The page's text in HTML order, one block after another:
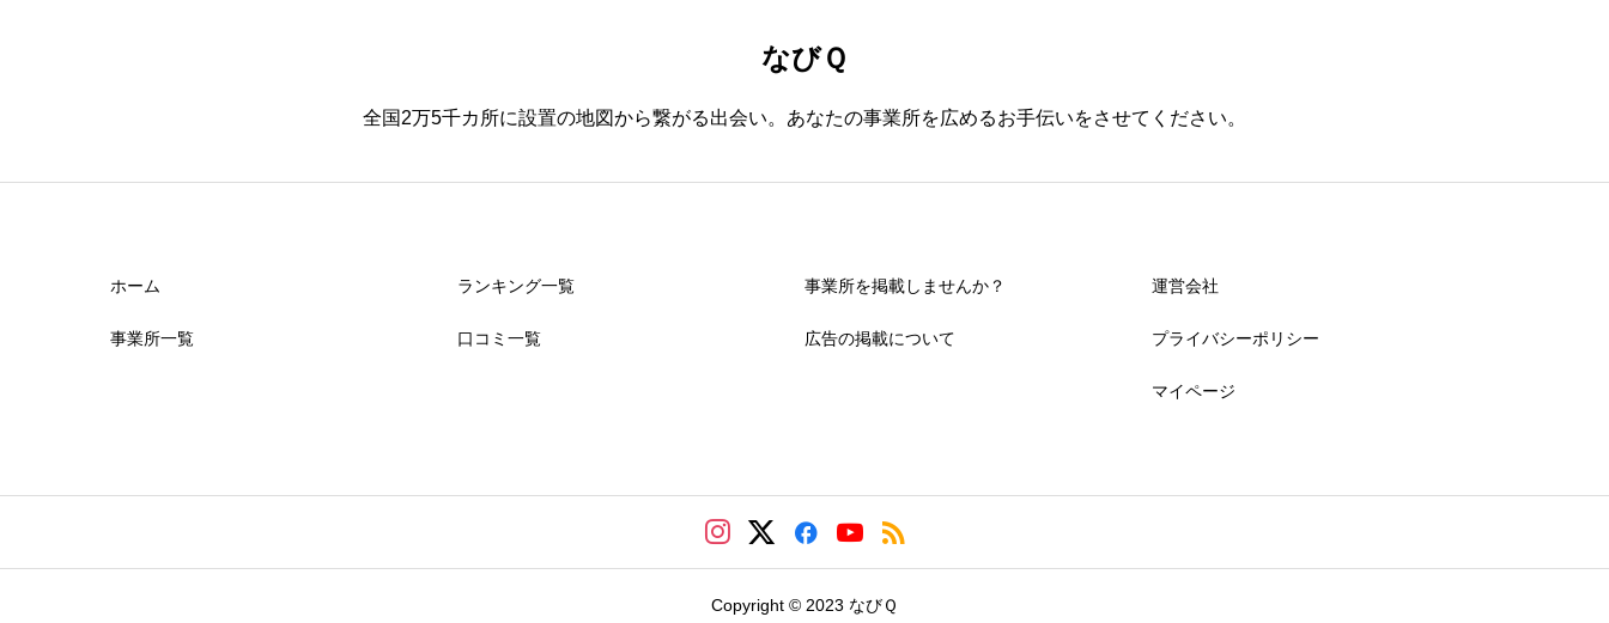
なびＱ
全国2万5千カ所に設置の地図から繋がる出会い。あなたの事業所を広めるお手伝いをさせてください。
ホーム
事業所一覧
ランキング一覧
口コミ一覧
事業所を掲載しませんか？
広告の掲載について
運営会社
プライバシーポリシー
マイページ
Copyright © 2023 なびＱ